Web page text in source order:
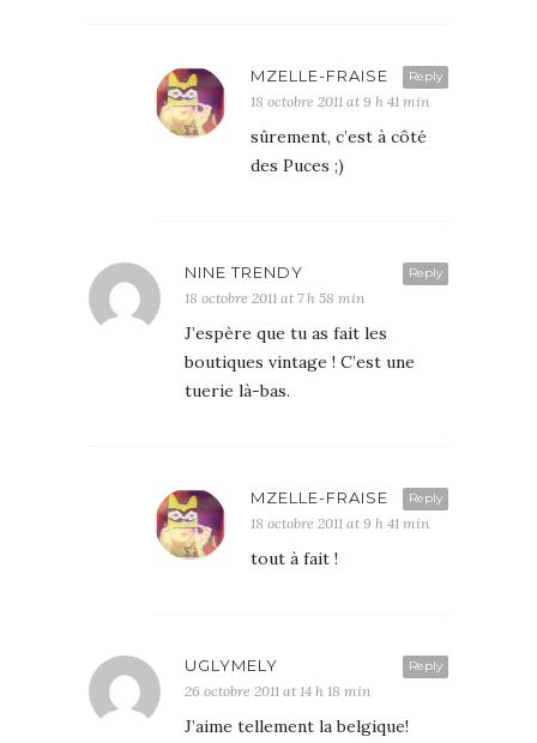
Reply
MZELLE-FRAISE
18 octobre 2011 at 9 h 41 min
sûrement, c’est à côté
des Puces ;)
Reply
NINE TRENDY
18 octobre 2011 at 7 h 58 min
J’espère que tu as fait les
boutiques vintage ! C’est une
tuerie là-bas.
Reply
MZELLE-FRAISE
18 octobre 2011 at 9 h 41 min
tout à fait !
Reply
UGLYMELY
26 octobre 2011 at 14 h 18 min
J’aime tellement la belgique!